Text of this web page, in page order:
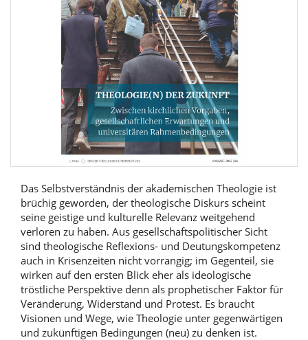
Das Selbstverständnis der akademischen Theologie ist
brüchig geworden, der theologische Diskurs scheint
seine geistige und kulturelle Relevanz weitgehend
verloren zu haben. Aus gesellschaftspolitischer Sicht
sind theologische Reflexions- und Deutungskompetenz
auch in Krisenzeiten nicht vorrangig; im Gegenteil, sie
wirken auf den ersten Blick eher als ideologische
tröstliche Perspektive denn als prophetischer Faktor für
Veränderung, Widerstand und Protest. Es braucht
Visionen und Wege, wie Theologie unter gegenwärtigen
und zukünftigen Bedingungen (neu) zu denken ist.